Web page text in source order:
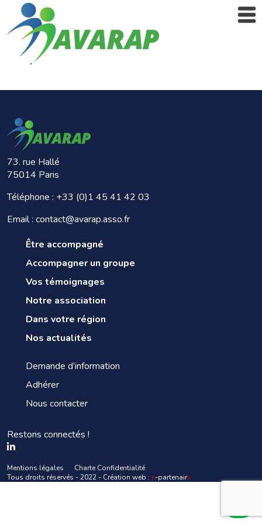
73. rue Hallé
75014 Paris
Téléphone : +33 (0)1 45 41 42 03
Email : contact@avarap.asso.fr
Être accompagné
Accompagner un groupe
Vos témoignages
Notre association
Dans votre région
Nos actualités
Demande d’information
Adhérer
Nous contacter
Restons connectés !
Mentions légales
Charte Confidentialité
Tous droits réservés - 2022 - Création web : e-partenaire